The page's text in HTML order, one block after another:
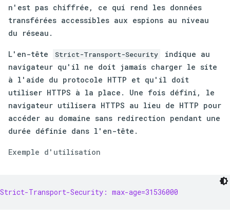
n'est pas chiffrée, ce qui rend les données
transférées accessibles aux espions au niveau
du réseau.
L'en-tête Strict-Transport-Security
indique au
navigateur qu'il ne doit jamais charger le site
à l'aide du protocole HTTP et qu'il doit
utiliser HTTPS à la place. Une fois défini, le
navigateur utilisera HTTPS au lieu de HTTP pour
accéder au domaine sans redirection pendant une
durée définie dans l'en-tête.
Exemple d'utilisation
Strict-Transport-Security: max-age=31536000